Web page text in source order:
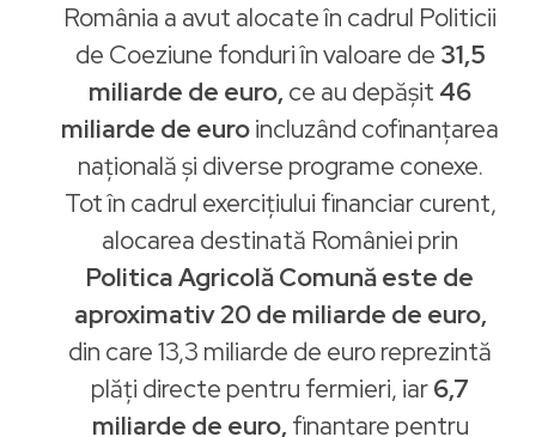
România a avut alocate în cadrul Politicii
de Coeziune fonduri în valoare de 31,5
miliarde de euro, ce au depășit 46
miliarde de euroincluzând cofinanțarea
națională și diverse programe conexe.
Tot în cadrul exercițiului financiar curent,
alocarea destinată României prin
Politica Agricolă Comună este de
aproximativ 20 de miliarde de euro,
din care 13,3 miliarde de euro reprezintă
plăți directe pentru fermieri, iar6,7
miliarde de euro, finanțare pentru